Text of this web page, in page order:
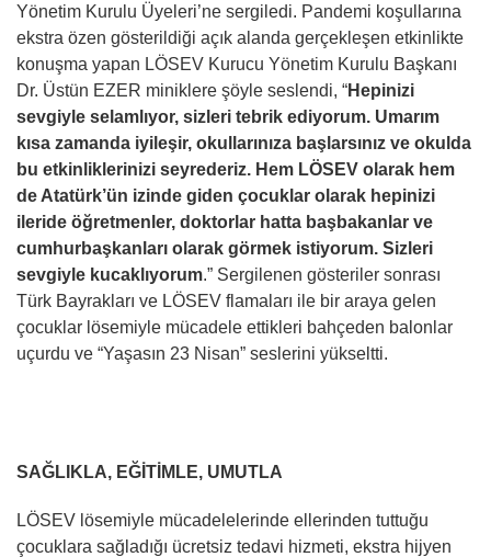
Yönetim Kurulu Üyeleri’ne sergiledi. Pandemi koşullarına
ekstra özen gösterildiği açık alanda gerçekleşen etkinlikte
konuşma yapan LÖSEV Kurucu Yönetim Kurulu Başkanı
Dr. Üstün EZER miniklere şöyle seslendi, “Hepinizi
sevgiyle selamlıyor, sizleri tebrik ediyorum. Umarım
kısa zamanda iyileşir, okullarınıza başlarsınız ve okulda
bu etkinliklerinizi seyrederiz. Hem LÖSEV olarak hem
de Atatürk’ün izinde giden çocuklar olarak hepinizi
ileride öğretmenler, doktorlar hatta başbakanlar ve
cumhurbaşkanları olarak görmek istiyorum. Sizleri
sevgiyle kucaklıyorum.” Sergilenen gösteriler sonrası
Türk Bayrakları ve LÖSEV flamaları ile bir araya gelen
çocuklar lösemiyle mücadele ettikleri bahçeden balonlar
uçurdu ve “Yaşasın 23 Nisan” seslerini yükseltti.
SAĞLIKLA, EĞİTİMLE, UMUTLA
LÖSEV lösemiyle mücadelelerinde ellerinden tuttuğu
çocuklara sağladığı ücretsiz tedavi hizmeti, ekstra hijyen